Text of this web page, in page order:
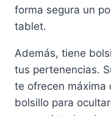
forma segura un
tablet.
Además, tiene
tus pertenencias.
te ofrecen máxima
bolsillo para